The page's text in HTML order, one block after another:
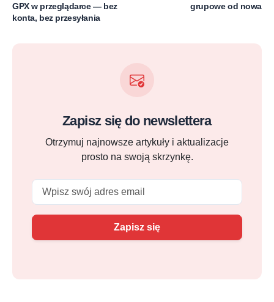
GPX w przeglądarce — bez
konta, bez przesyłania
grupowe od nowa
Zapisz się do newslettera
Otrzymuj najnowsze artykuły i aktualizacje
prosto na swoją skrzynkę.
Zapisz się